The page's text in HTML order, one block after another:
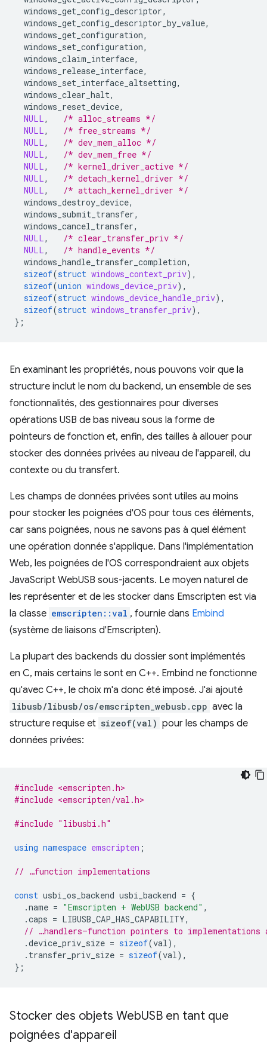
windows_get_config_descriptor,
windows_get_config_descriptor_by_value,
windows_get_configuration,
windows_set_configuration,
windows_claim_interface,
windows_release_interface,
windows_set_interface_altsetting,
windows_clear_halt,
windows_reset_device,
NULL,
/* alloc_streams */
NULL,
/* free_streams */
NULL,
/* dev_mem_alloc */
NULL,
/* dev_mem_free */
NULL,
/* kernel_driver_active */
NULL,
/* detach_kernel_driver */
NULL,
/* attach_kernel_driver */
windows_destroy_device,
windows_submit_transfer,
windows_cancel_transfer,
NULL,
/* clear_transfer_priv */
NULL,
/* handle_events */
windows_handle_transfer_completion,
sizeof(struct windows_context_priv),
sizeof(union windows_device_priv),
sizeof(struct windows_device_handle_priv),
sizeof(struct windows_transfer_priv),
};
En examinant les propriétés, nous pouvons voir que la
structure inclut le nom du backend, un ensemble de ses
fonctionnalités, des gestionnaires pour diverses
opérations USB de bas niveau sous la forme de
pointeurs de fonction et, enfin, des tailles à allouer pour
stocker des données privées au niveau de l'appareil, du
contexte ou du transfert.
Les champs de données privées sont utiles au moins
pour stocker les poignées d'OS pour tous ces éléments,
car sans poignées, nous ne savons pas à quel élément
une opération donnée s'applique. Dans l'implémentation
Web, les poignées de l'OS correspondraient aux objets
JavaScript WebUSB sous-jacents. Le moyen naturel de
les représenter et de les stocker dans Emscripten est via
la classe emscripten::val , fournie dans Embind
(système de liaisons d'Emscripten).
La plupart des backends du dossier sont implémentés
en C, mais certains le sont en C++. Embind ne fonctionne
qu'avec C++, le choix m'a donc été imposé. J'ai ajouté
libusb/libusb/os/emscripten_webusb.cpp avec la
structure requise et sizeof(val) pour les champs de
données privées:
#include <emscripten.h>
#include <emscripten/val.h>
#include "libusbi.h"
using namespace emscripten ;
// …function implementations
const usbi_os_backend usbi_backend = {
.name = "Emscripten + WebUSB backend" ,
.caps = LIBUSB_CAP_HAS_CAPABILITY,
// …handlers—function pointers to implementations
.device_priv_size = sizeof(val),
. transfer_priv_size = sizeof(val),
};
Stocker des objets WebUSB en tant que
poignées d'appareil